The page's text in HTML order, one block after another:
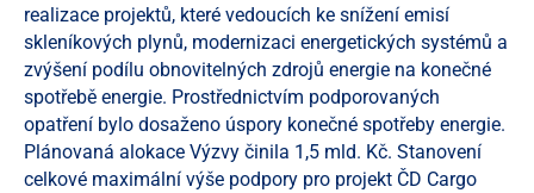
realizace projektů, které vedoucích ke snížení emisí
skleníkových plynů, modernizaci energetických systémů a
zvýšení podílu obnovitelných zdrojů energie na konečné
spotřebě energie. Prostřednictvím podporovaných
opatření bylo dosaženo úspory konečné spotřeby energie.
Plánovaná alokace Výzvy činila 1,5 mld. Kč. Stanovení
celkové maximální výše podpory pro projekt ČD Cargo